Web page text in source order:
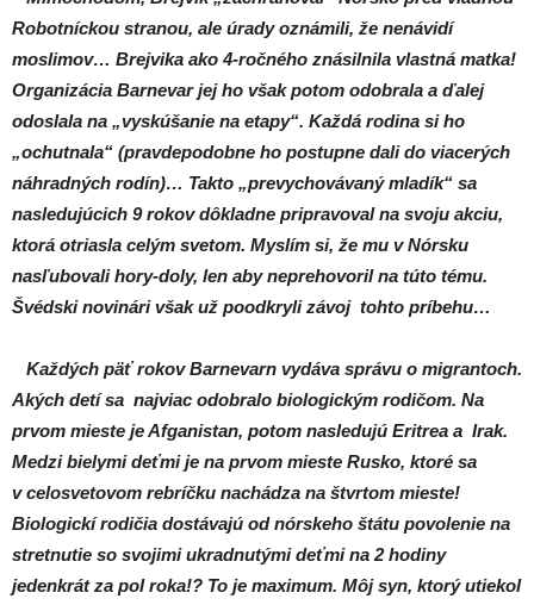
Robotníckou stranou, ale úrady oznámili, že nenávidí
moslimov… Brejvika ako 4-ročného znásilnila vlastná matka!
Organizácia Barnevar jej ho však potom odobrala a ďalej
odoslala na „vyskúšanie na etapy“. Každá rodina si ho
„ochutnala“ (pravdepodobne ho postupne dali do viacerých
náhradných rodín)… Takto „prevychovávaný mladík“ sa
nasledujúcich 9 rokov dôkladne pripravoval na svoju akciu,
ktorá otriasla celým svetom. Myslím si, že mu v Nórsku
nasľubovali hory-doly, len aby neprehovoril na túto tému.
Švédski novinári však už poodkryli závoj tohto príbehu…
Každých päť rokov Barnevarn vydáva správu o migrantoch.
Akých detí sa najviac odobralo biologickým rodičom. Na
prvom mieste je Afganistan, potom nasledujú Eritrea a Irak.
Medzi bielymi deťmi je na prvom mieste Rusko, ktoré sa
v celosvetovom rebríčku nachádza na štvrtom mieste!
Biologickí rodičia dostávajú od nórskeho štátu povolenie na
stretnutie so svojimi ukradnutými deťmi na 2 hodiny
jedenkrát za pol roka!? To je maximum. Môj syn, ktorý utiekol